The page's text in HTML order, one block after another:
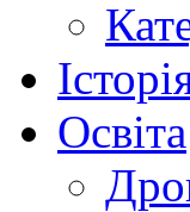
Освіта